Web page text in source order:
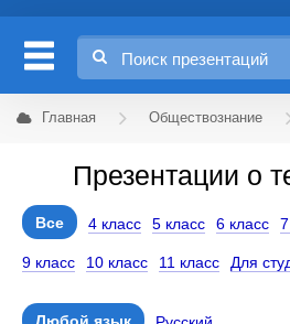
Главная Обществознание
Презентации о
Все 4 класс 5 класс 6 класс
9 класс 10 класс 11 класс Для